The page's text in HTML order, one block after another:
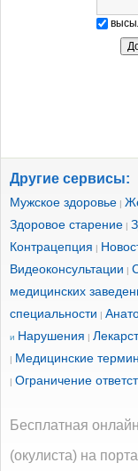
Другие сервисы:
Мужское здоровье |
Здоровое старение |
Контрацепция |
Видеоконсультации |
медицинских
специальности |
и Нарушения |
| Медицинские
| Ограничение
Бесплатная
(окулиста) на